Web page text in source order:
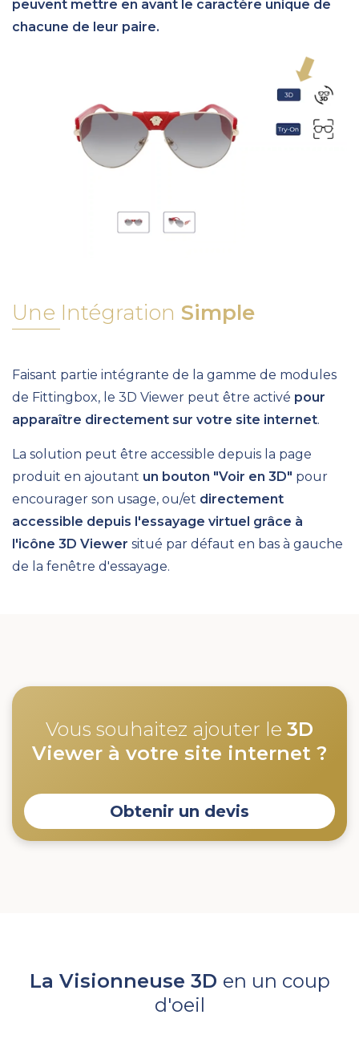
peuvent mettre en avant le caractère unique de
chacune de leur paire.
Une Intégration Simple
Faisant partie intégrante de la gamme de modules
de Fittingbox, le 3D Viewer peut être activé pour
apparaître directement sur votre site internet.
La solution peut être accessible depuis la page
produit en ajoutant un bouton "Voir en 3D" pour
encourager son usage, ou/et directement
accessible depuis l'essayage virtuel grâce à
l'icône 3D Viewer situé par défaut en bas à gauche
de la fenêtre d'essayage.
Vous souhaitez ajouter le 3D
Viewer à votre site internet ?
Obtenir un devis
La Visionneuse 3D en un coup
d'oeil